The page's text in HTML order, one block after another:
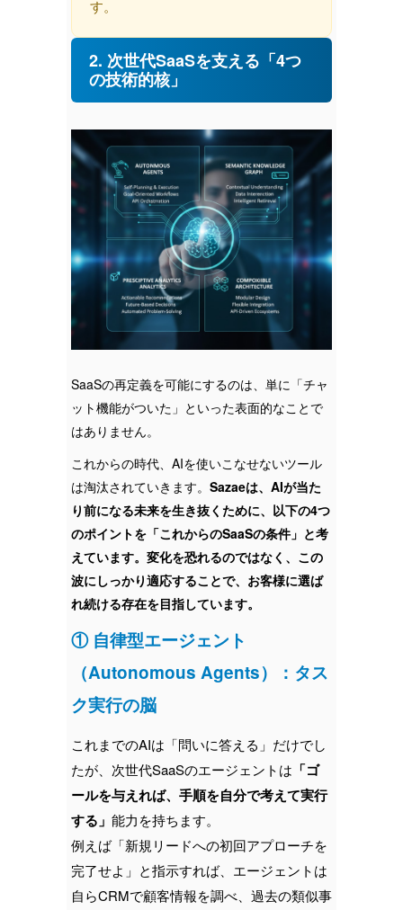
す。
2. 次世代SaaSを支える「4つ
の技術的核」
SaaSの再定義を可能にするのは、単に「チャ
ット機能がついた」といった表面的なことで
はありません。
これからの時代、AIを使いこなせないツール
は淘汰されていきます。 Sazaeは、AIが当た
り前になる未来を生き抜くために、以下の4つ
のポイントを「これからのSaaSの条件」と考
えています。変化を恐れるのではなく、この
波にしっかり適応することで、お客様に選ば
れ続ける存在を目指しています。
① 自律型エージェント
（Autonomous Agents）：タス
ク実行の脳
これまでのAIは「問いに答える」だけでし
たが、次世代SaaSのエージェントは 「ゴ
ールを与えれば、手順を自分で考えて実行
する」 能力を持ちます。
例えば「新規リードへの初回アプローチを
完了せよ」と指示すれば、エージェントは
自らCRMで顧客情報を調べ、過去の類似事